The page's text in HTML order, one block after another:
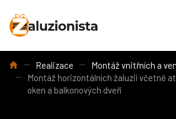
Úvod Realizace
Montáž vnitřních a
Montáž horizontálních žaluzií včetně
oken a balkonových dveří